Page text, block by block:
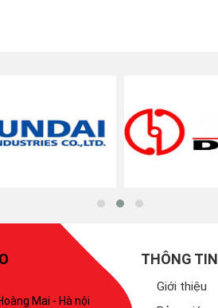
Mai - Hà nội
THÔNG TIN
Giới thiệu